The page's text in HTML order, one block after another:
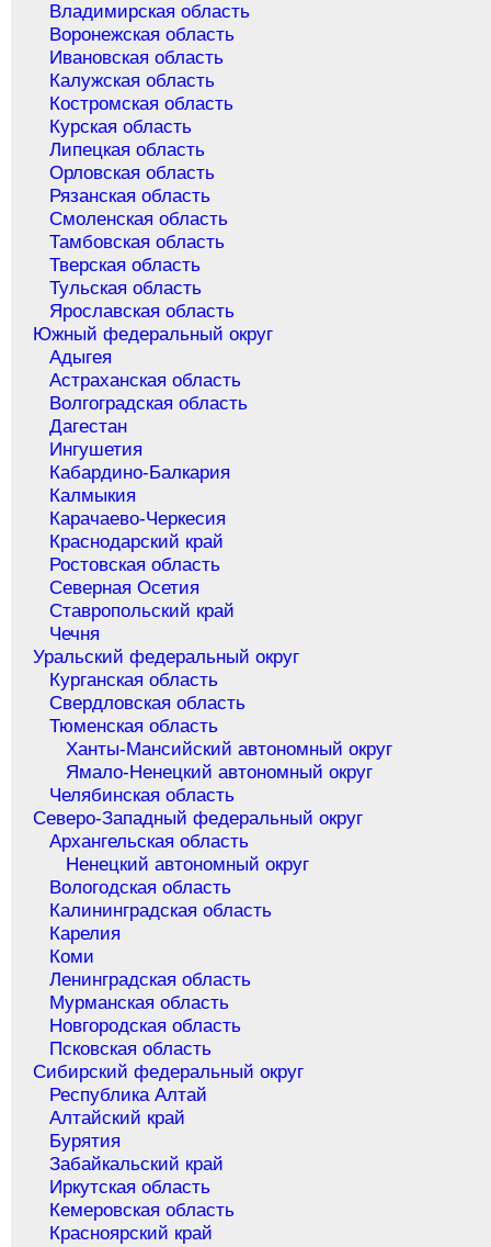
Владимирская область
Воронежская область
Ивановская область
Калужская область
Костромская область
Курская область
Липецкая область
Орловская область
Рязанская область
Смоленская область
Тамбовская область
Тверская область
Тульская область
Ярославская область
Южный федеральный округ
Адыгея
Астраханская область
Волгоградская область
Дагестан
Ингушетия
Кабардино-Балкария
Калмыкия
Карачаево-Черкесия
Краснодарский край
Ростовская область
Северная Осетия
Ставропольский край
Чечня
Уральский федеральный округ
Курганская область
Свердловская область
Тюменская область
Ханты-Мансийский автономный округ
Ямало-Ненецкий автономный округ
Челябинская область
Северо-Западный федеральный округ
Архангельская область
Ненецкий автономный округ
Вологодская область
Калининградская область
Карелия
Коми
Ленинградская область
Мурманская область
Новгородская область
Псковская область
Сибирский федеральный округ
Республика Алтай
Алтайский край
Бурятия
Забайкальский край
Иркутская область
Кемеровская область
Красноярский край